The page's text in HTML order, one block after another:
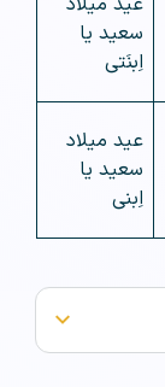
سعید یا
اِبنَتی
عید میلاد
سعید یا
اِبنی